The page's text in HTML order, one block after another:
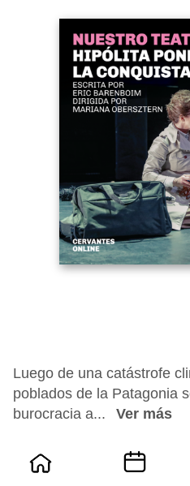
Luego de una catástrofe
poblados de la Patagonia
burocracia a...
Ver más